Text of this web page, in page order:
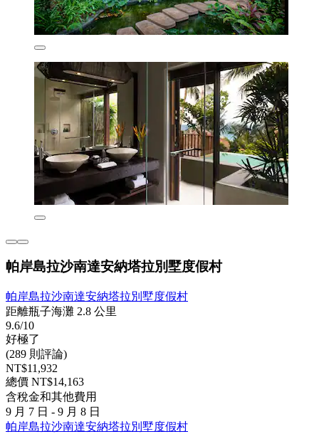
帕岸島拉沙南達安納塔拉別墅度假村
帕岸島拉沙南達安納塔拉別墅度假村
距離瓶子海灘 2.8 公里
9.6/10
好極了
(289 則評論)
NT$11,932
總價 NT$14,163
含稅金和其他費用
9 月 7 日 - 9 月 8 日
帕岸島拉沙南達安納塔拉別墅度假村